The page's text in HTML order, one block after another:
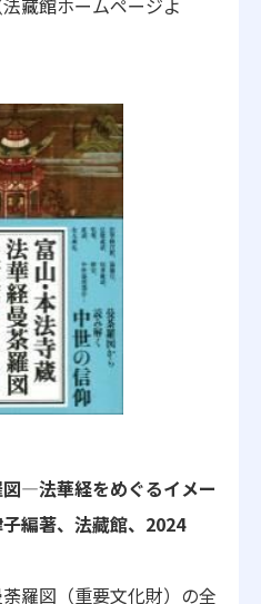
図―法華経をめぐるイメー
編著、法藏館、2024
羅図（重要文化財）の全